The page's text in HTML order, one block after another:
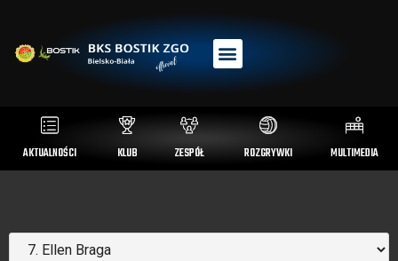
AKTUALNOŚCI KLUB ZESPÓŁ ROZGRYWKI MULTIMEDIA